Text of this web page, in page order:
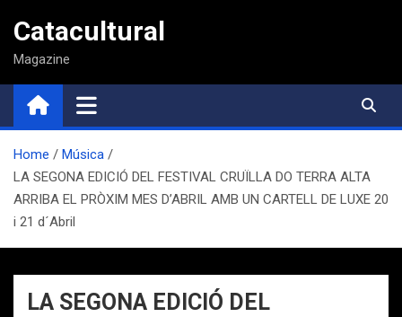
contenido
Catacultural
Magazine
Home
Música
LA SEGONA EDICIÓ DEL FESTIVAL CRUÏLLA DO TERRA ALTA
ARRIBA EL PRÒXIM MES D’ABRIL AMB UN CARTELL DE LUXE 20
i 21 d´Abril
LA SEGONA EDICIÓ DEL